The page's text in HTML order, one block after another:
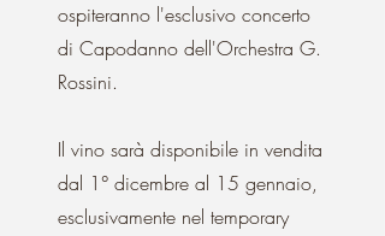
ospiteranno l'esclusivo concerto
di Capodanno dell'Orchestra G.
Rossini.
Il vino sarà disponibile in vendita
dal 1° dicembre al 15 gennaio,
esclusivamente nel temporary